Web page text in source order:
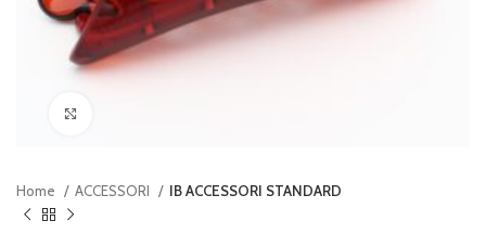
Home ACCESSORI IB ACCESSORI STANDARD